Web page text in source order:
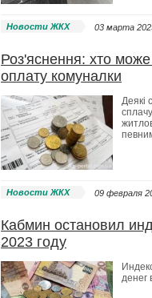
Новости ЖКХ 03 марта
Роз'яснення: хто
оплату комуналки
Деякі
Новости ЖКХ 09 февраля
Кабмин остановил
2023 году
денег